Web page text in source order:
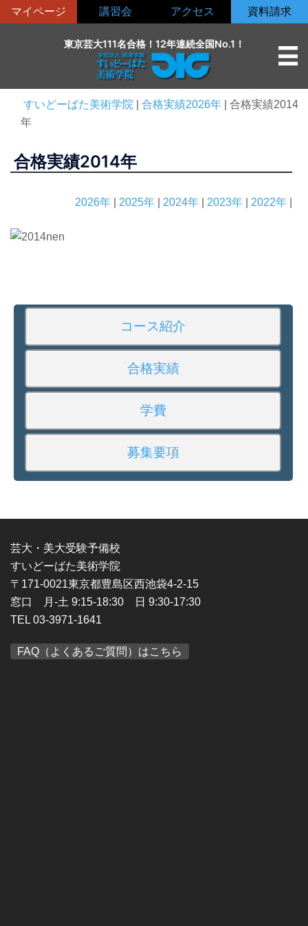
ン
マイページ 講習会 アクセス 資料請求
東京芸大111名合格！12年連続全国No.1！
すいどーばた美術学院 合格実績2026年
合格実績2014
年
合格実績2014年
2026年| 2025年| 2024年| 2023年| 2022年|
コース紹介
合格実績
学費
募集要項
芸大・美大受験予備校
すいどーばた美術学院
〒171-0021東京都豊島区西池袋4-2-15
窓口 月-土 9:15-18:30 日 9:30-17:30
TEL 03-3971-1641
FAQ（よくあるご質問）はこちら